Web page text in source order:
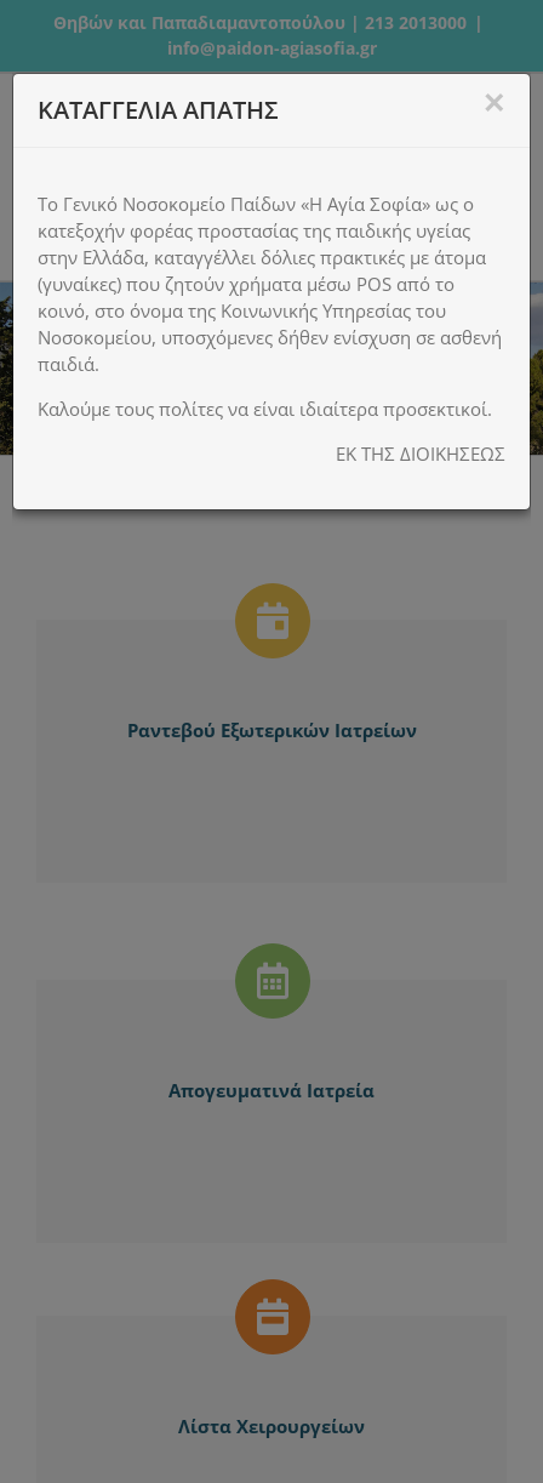
Μετάβαση
περιεχόμενο
Θηβών και Παπαδιαμαντοπούλου | 213 2013000 |
info@paidon-agiasofia.gr
Ραντεβού Εξωτερικών Ιατρείων
Απογευματινά Ιατρεία
Λίστα Χειρουργείων
×
ΚΑΤΑΓΓΕΛΙΑ ΑΠΑΤΗΣ
Το Γενικό Νοσοκομείο Παίδων «Η Αγία Σοφία» ως ο
κατεξοχήν φορέας προστασίας της παιδικής υγείας
στην Ελλάδα, καταγγέλλει δόλιες πρακτικές με άτομα
(γυναίκες) που ζητούν χρήματα μέσω POS από το
κοινό, στο όνομα της Κοινωνικής Υπηρεσίας του
Νοσοκομείου, υποσχόμενες δήθεν ενίσχυση σε ασθενή
παιδιά.
Καλούμε τους πολίτες να είναι ιδιαίτερα προσεκτικοί.
ΕΚ ΤΗΣ ΔΙΟΙΚΗΣΕΩΣ